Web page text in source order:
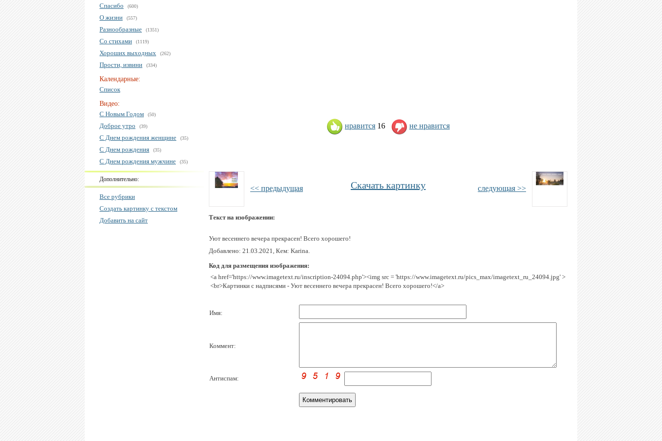
Спасибо (600)
О жизни (557)
Разнообразные (1351)
Со стихами (1119)
Хороших выходных (262)
Прости, извини (334)
Календарные:
Список
Видео:
С Новым Годом
(50)
Доброе утро (39)
С Днем рождения женщине (35)
С Днем рождения (35)
С Днем рождения мужчине (35)
Дополнительно:
Все рубрики
Создать картинку с текстом
Добавить на сайт
нравится 16 не нравится
<< предыдущая следующая >>
Скачать картинку
Текст на изображении:
Уют весеннего вечера прекрасен! Всего хорошего!
Добавлено: 21.03.2021, Кем: Karina.
Код для размещения изображения:
<a href='https://www.imagetext.ru/inscription-24094.php'><img src = 'https://www.imagetext.ru/pics_max/imagetext_ru_24094.jpg' >
<br>Картинки с надписями - Уют весеннего вечера прекрасен! Всего хорошего!</a>
Имя:
Коммент:
Антиспам: